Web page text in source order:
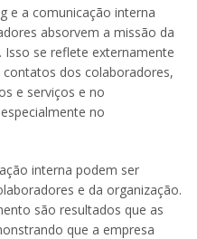
e a comunicação interna
absorvem a missão da
se reflete externamente
dos colaboradores,
e serviços e no
no
interna podem ser
e da organização.
são resultados que as
que a empresa